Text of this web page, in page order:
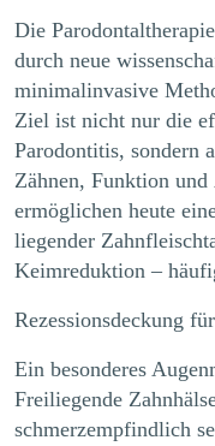
Die Parodontaltherapie
durch neue
minimalinvasive
Ziel ist nicht nur die
Parodontitis, sondern
Zähnen, Funktion
ermöglichen heute
liegender
Keimreduktion –
Rezessionsdeckung
Ein besonderes
Freiliegende
schmerzempfindlich